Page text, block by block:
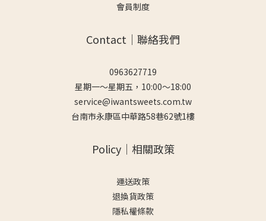
會員制度
Contact｜聯絡我們
0963627719
星期一～星期五，10:00～18:00
service@iwantsweets.com.tw
台南市永康區中華路58巷62號1樓
Policy｜相關政策
運送政策
退換貨政策
隱私權條款